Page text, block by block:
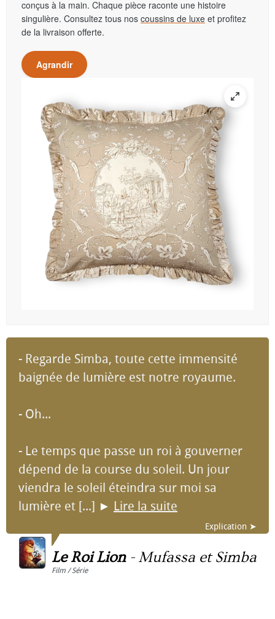
conçus à la main. Chaque pièce raconte une histoire
singulière. Consultez tous nos coussins de luxe et profitez
de la livraison offerte.
Agrandir
- Regarde Simba, toute cette immensité
baignée de lumière est notre royaume.
- Oh...
- Le temps que passe un roi à gouverner
dépend de la course du soleil. Un jour
viendra le soleil éteindra sur moi sa
lumière et [...] ► Lire la suite
Explication ➤
Le Roi Lion- Mufassa et Simba
Film / Série